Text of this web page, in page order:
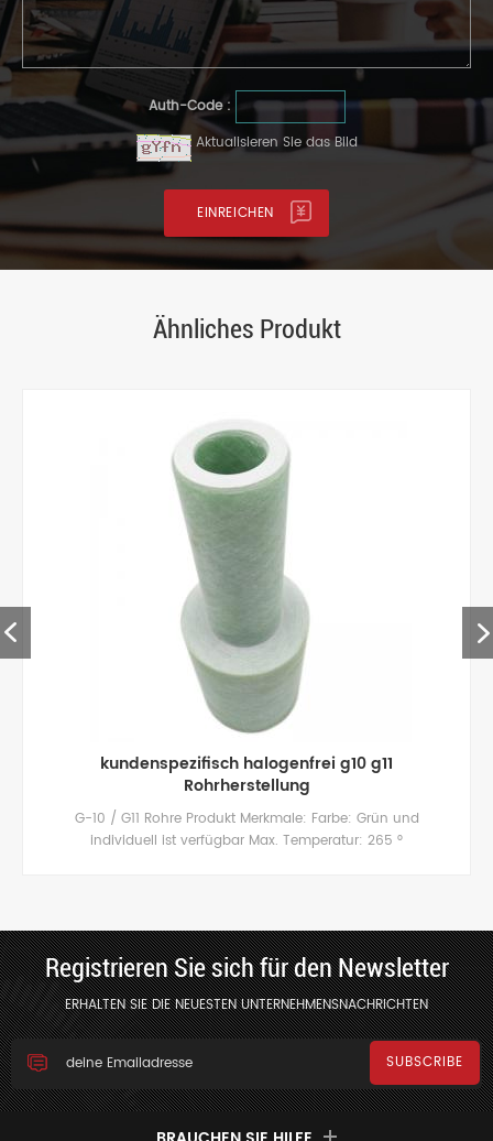
Auth-Code :
Aktualisieren Sie das Bild
Ähnliches Produkt
verstärktes Epoxid-Glasfaserrohr 3240 zur
Isolierung
3240 Tube Kundenspezifische Verbundwerkstoffe erfüllen die
Anwendungskriterien Für Stromanwendung
Registrieren Sie sich für den Newsletter
ERHALTEN SIE DIE NEUESTEN UNTERNEHMENSNACHRICHTEN